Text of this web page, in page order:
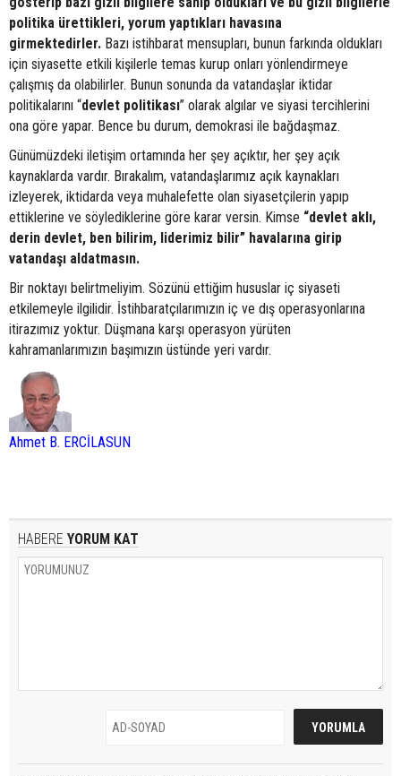
politika ürettikleri, yorum yaptıkları havasına
girmektedirler. Bazı istihbarat mensupları, bunun farkında oldukları
için siyasette etkili kişilerle temas kurup onları yönlendirmeye
çalışmış da olabilirler. Bunun sonunda da vatandaşlar iktidar
politikalarını “devlet politikası” olarak algılar ve siyasi tercihlerini
ona göre yapar. Bence bu durum, demokrasi ile bağdaşmaz.
Günümüzdeki iletişim ortamında her şey açıktır, her şey açık
kaynaklarda vardır. Bırakalım, vatandaşlarımız açık kaynakları
izleyerek, iktidarda veya muhalefette olan siyasetçilerin yapıp
ettiklerine ve söylediklerine göre karar versin. Kimse “devlet aklı,
derin devlet, ben bilirim, liderimiz bilir” havalarına girip
vatandaşı aldatmasın.
Bir noktayı belirtmeliyim. Sözünü ettiğim hususlar iç siyaseti
etkilemeyle ilgilidir. İstihbaratçılarımızın iç ve dış operasyonlarına
itirazımız yoktur. Düşmana karşı operasyon yürüten
kahramanlarımızın başımızın üstünde yeri vardır.
Ahmet B. ERCİLASUN
HABERE YORUM KAT